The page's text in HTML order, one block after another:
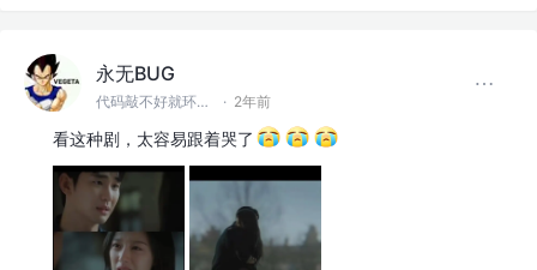
永无BUG
代码敲不好就环游世界！ · 2年前
看这种剧，太容易跟着哭了